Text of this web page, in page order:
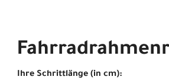
Ihre Schrittlänge (in cm):